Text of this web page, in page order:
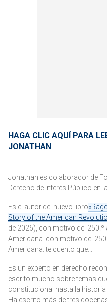
HAGA CLIC AQUÍ PARA
JONATHAN
Jonathan es colaborador de
Derecho de Interés Público en
Es el autor del nuevo libro
Story of the American
de 2026), con motivo del
Americana. con motivo del
Americana. te cuento que...
Es un experto en derecho
escrito mucho sobre temas
constitucional hasta la historia
Ha escrito más de tres